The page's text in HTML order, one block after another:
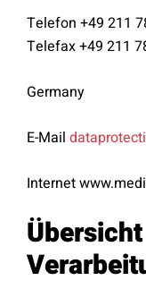
Telefon +49 211
Telefax +49 211
Germany
E-Mail
Internet